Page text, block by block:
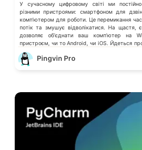
У сучасному цифровому світі ми
різними пристроями: смартфоном для
компʼютером для роботи. Це перемикання
потік та змушує відволікатися. На щастя,
дозволяє обʼєднати ваш компʼютер на
пристроєм, чи то Android, чи iOS. Йдеться про
смартфоном (Phone Link) від Microsoft, що
своєрідний «міст» до функцій смартфона.
Pingvin Pro